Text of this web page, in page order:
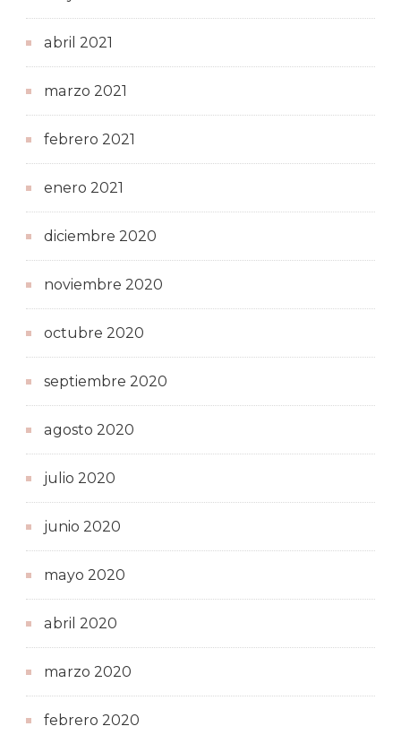
abril 2021
marzo 2021
febrero 2021
enero 2021
diciembre 2020
noviembre 2020
octubre 2020
septiembre 2020
agosto 2020
julio 2020
junio 2020
mayo 2020
abril 2020
marzo 2020
febrero 2020